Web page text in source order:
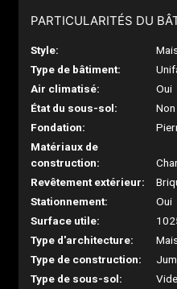
PARTICULARITÉS DU
Style:
Type de bâtiment:
Air climatisé:
Oui
État du sous-sol:
Fondation:
Matériaux de
construction:
Revêtement extérieur:
Stationnement:
Oui
Surface utile:
Type d'architecture:
Type de construction:
Type de sous-sol: